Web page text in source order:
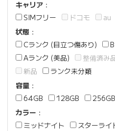
キャリア ：
SIMフリー
ドコモ au
状態 ：
Cランク (目立つ傷あり)
Aランク (美品)
整備済み
新品
ランク未分類
容量 ：
64GB
128GB
256GB
カラー ：
ミッドナイト
スターライ